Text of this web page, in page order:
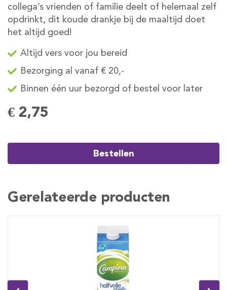
collega’s vrienden of familie deelt of helemaal zelf
opdrinkt, dit koude drankje bij de maaltijd doet
het altijd goed!
Altijd vers voor jou bereid
Bezorging al vanaf € 20,-
Binnen één uur bezorgd of bestel voor later
€ 2,75
Bestellen
Gerelateerde producten